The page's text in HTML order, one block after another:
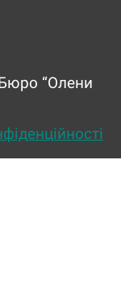
“Олени